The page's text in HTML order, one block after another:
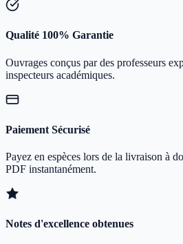
Qualité 100% Garantie
Ouvrages conçus par des professeurs
inspecteurs académiques.
Paiement Sécurisé
Payez en espèces lors de la livraison à
PDF instantanément.
Notes d'excellence obtenues